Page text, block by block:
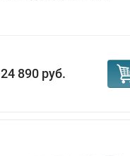
24 890 руб.